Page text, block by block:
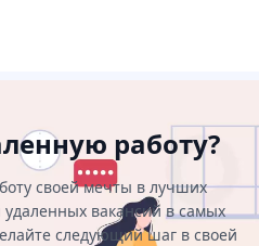
работу?
своей мечты в лучших
вакансий в самых
следующий шаг в своей